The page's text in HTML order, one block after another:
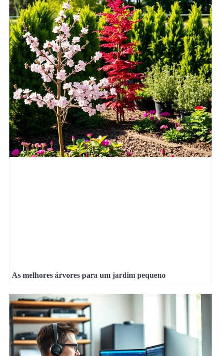
As melhores árvores para um jardim pequeno